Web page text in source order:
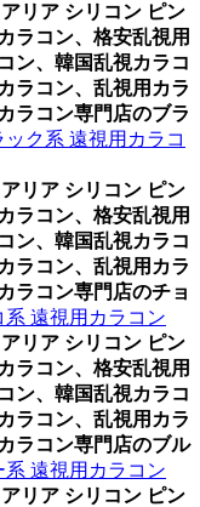
リア シリコン ピン
ラコン、格安乱視用
ン、韓国乱視カラコ
ラコン、乱視用カラ
ラコン専門店のブラ
ック系 遠視用カラコ
リア シリコン ピン
ラコン、格安乱視用
ン、韓国乱視カラコ
ラコン、乱視用カラ
ラコン専門店のチョ
系 遠視用カラコン
リア シリコン ピン
ラコン、格安乱視用
ン、韓国乱視カラコ
ラコン、乱視用カラ
ラコン専門店のブル
系 遠視用カラコン
リア シリコン ピン